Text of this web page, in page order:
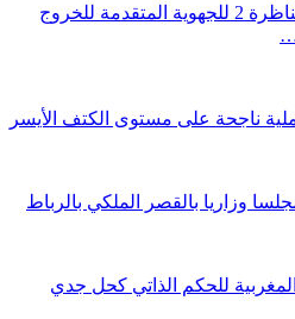
الملك يدعو المشاركين في المناظرة 2 للجهوية المتقدمة للخروج
ناجحة على مستوى الكتف الأيسر
وزاريا بالقصر الملكي بالرباط
للحكم الذاتي كحل جدي